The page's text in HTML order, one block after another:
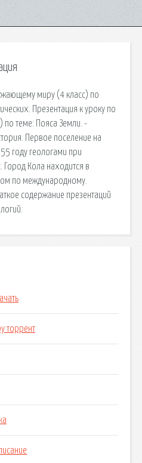
миру (4 класс) по
Презентация к уроку по
теме: Пояса Земли. -
Первое поселение на
году геологами при
Город Кола находится в
по международному.
содержание презентаций
торрент